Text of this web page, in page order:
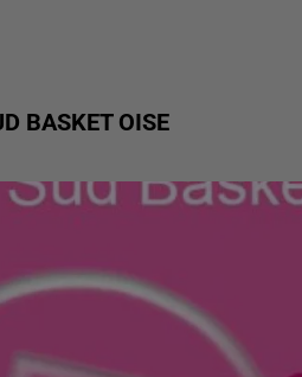
BASKET OISE